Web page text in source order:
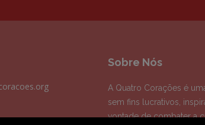
Sobre Nós
A Quatro Corações é
sem fins lucrativos,
vontade de combater a